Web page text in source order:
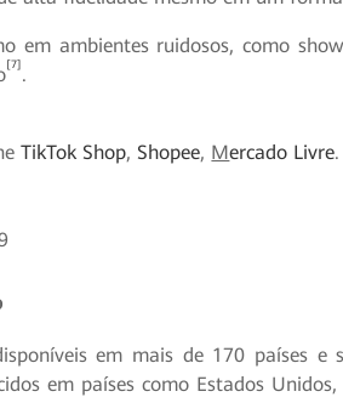
em ambientes ruidosos, como
[7] .
TikTok Shop, Shopee, Mercado Livre
em mais de 170 países
em países como Estados